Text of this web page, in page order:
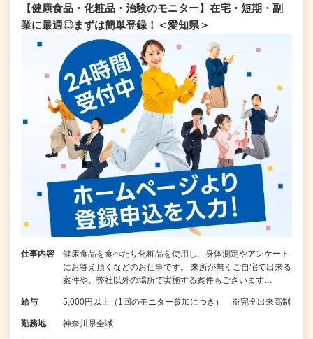
【健康食品・化粧品・治験のモニター】在宅・短期・副
業に最適◎まずは簡単登録！＜愛知県＞
仕事内容
健康食品を食べたり化粧品を使用し、身体測定やアンケート
にお答え頂くなどのお仕事です。 来所が無くご自宅で出来る
案件や、弊社以外の場所で実施する案件もございます…
給与 5,000円以上（1回のモニター参加につき） ※完全出来高制
勤務地 神奈川県全域